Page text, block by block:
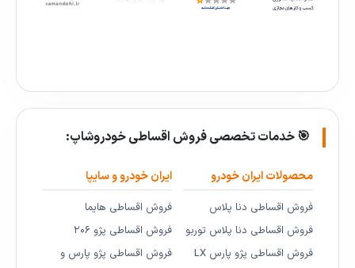
🎯 خدمات تخصصی فروش اقساطی خودروشاپ:
محصولات ایران خودرو
فروش اقساطی دنا پلاس
فروش اقساطی دنا پلاس توربو
فروش اقساطی پژو پارس LX
ایران خودرو و سایپا
فروش اقساطی هایما
فروش اقساطی پژو ۲۰۶
فروش اقساطی پژو پارس و